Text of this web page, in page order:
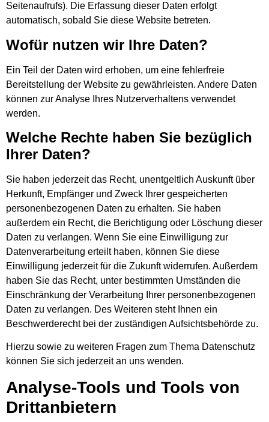
Seitenaufrufs). Die Erfassung dieser Daten erfolgt
automatisch, sobald Sie diese Website betreten.
Wofür nutzen wir Ihre Daten?
Ein Teil der Daten wird erhoben, um eine fehlerfreie
Bereitstellung der Website zu gewährleisten. Andere Daten
können zur Analyse Ihres Nutzerverhaltens verwendet
werden.
Welche Rechte haben Sie bezüglich
Ihrer Daten?
Sie haben jederzeit das Recht, unentgeltlich Auskunft über
Herkunft, Empfänger und Zweck Ihrer gespeicherten
personenbezogenen Daten zu erhalten. Sie haben
außerdem ein Recht, die Berichtigung oder Löschung dieser
Daten zu verlangen. Wenn Sie eine Einwilligung zur
Datenverarbeitung erteilt haben, können Sie diese
Einwilligung jederzeit für die Zukunft widerrufen. Außerdem
haben Sie das Recht, unter bestimmten Umständen die
Einschränkung der Verarbeitung Ihrer personenbezogenen
Daten zu verlangen. Des Weiteren steht Ihnen ein
Beschwerderecht bei der zuständigen Aufsichtsbehörde zu.
Hierzu sowie zu weiteren Fragen zum Thema Datenschutz
können Sie sich jederzeit an uns wenden.
Analyse-Tools und Tools von
Dritt­anbietern